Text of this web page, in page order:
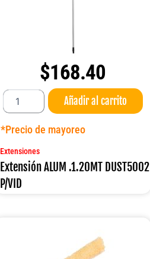
$168.40
Extensión
ALUM
.1.20MT
DUST5002
cantidad
Añadir al carrito
*Precio de mayoreo
Extensiones
Extensión ALUM .1.20MT DUST5002
P/VID